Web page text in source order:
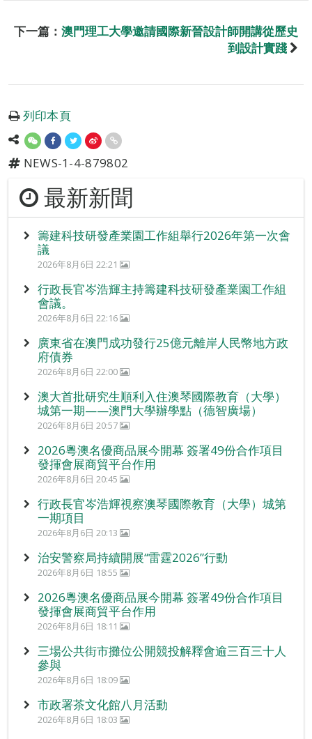
下一篇： 澳門理工大學邀請國際新晉設計師開講從歷史
到設計實踐
列印本頁
NEWS-1-4-879802
最新新聞
籌建科技研發產業園工作組舉行2026年第一次會
議
2026年8月6日 22:21
行政長官岑浩輝主持籌建科技研發產業園工作組
會議。
2026年8月6日 22:16
廣東省在澳門成功發行25億元離岸人民幣地方政
府債券
2026年8月6日 22:00
澳大首批研究生順利入住澳琴國際教育（大學）
城第一期——澳門大學辦學點（德智廣場）
2026年8月6日 20:57
2026粵澳名優商品展今開幕 簽署49份合作項目
發揮會展商貿平台作用
2026年8月6日 20:45
行政長官岑浩輝視察澳琴國際教育（大學）城第
一期項目
2026年8月6日 20:13
治安警察局持續開展“雷霆2026”行動
2026年8月6日 18:55
2026粵澳名優商品展今開幕 簽署49份合作項目
發揮會展商貿平台作用
2026年8月6日 18:11
三場公共街市攤位公開競投解釋會逾三百三十人
參與
2026年8月6日 18:09
市政署茶文化館八月活動
2026年8月6日 18:03